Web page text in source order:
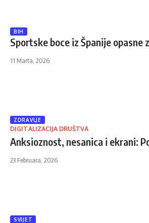
BIH
Sportske boce iz Španije opasne
11 Marta, 2026
ZDRAVLJE
DIGITALIZACIJA DRUŠTVA
Anksioznost, nesanica i ekrani:
23 Februara, 2026
SVIJET